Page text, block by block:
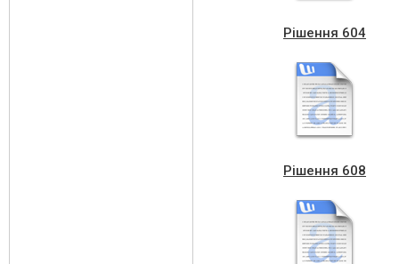
Рішення 604
Рішення 608